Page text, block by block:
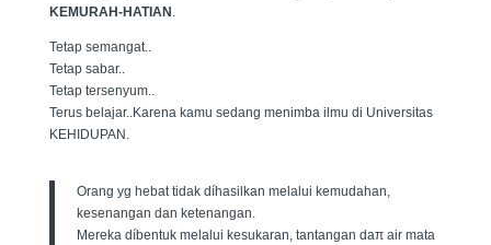
KEMURAH-HATIAN .
Tetap semangat..
Tetap sabar..
Tetap tersenyum..
Terus belajar..Karena kamu sedang menimba ilmu di Universitas
KEHIDUPAN.
Orang yg hebat tidak díhasilkan melalui kemudahan,
kesenangan dan ketenangan.
Mereka díbentuk melalui kesukaran, tantangan daπ air mata